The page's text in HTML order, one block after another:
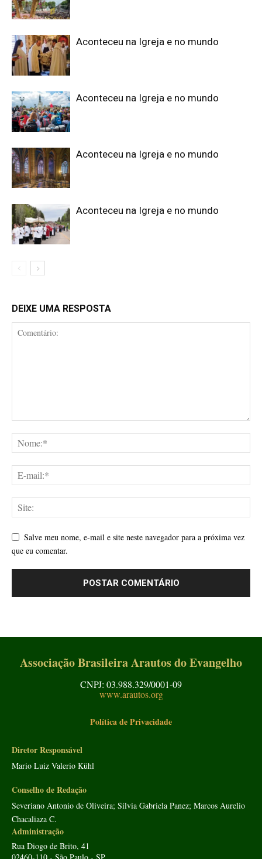
Aconteceu na Igreja e no mundo
Aconteceu na Igreja e no mundo
Aconteceu na Igreja e no mundo
Aconteceu na Igreja e no mundo
DEIXE UMA RESPOSTA
Salve meu nome, e-mail e site neste navegador para a próxima vez
que eu comentar.
Associação Brasileira Arautos do Evangelho
CNPJ: 03.988.329/0001-09
www.arautos.org
Política de Privacidade
Diretor Responsável
Mario Luiz Valerio Kühl
Conselho de Redação
Severiano Antonio de Oliveira; Silvia Gabriela Panez; Marcos Aurelio
Chacaliaza C.
Administração
Rua Diogo de Brito, 41